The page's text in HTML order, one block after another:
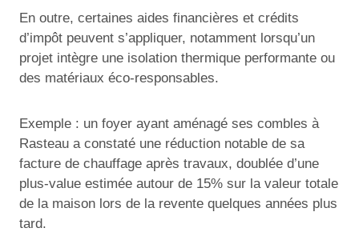
En outre, certaines aides financières et crédits
d’impôt peuvent s’appliquer, notamment lorsqu’un
projet intègre une isolation thermique performante ou
des matériaux éco-responsables.
Exemple : un foyer ayant aménagé ses combles à
Rasteau a constaté une réduction notable de sa
facture de chauffage après travaux, doublée d’une
plus-value estimée autour de 15% sur la valeur totale
de la maison lors de la revente quelques années plus
tard.